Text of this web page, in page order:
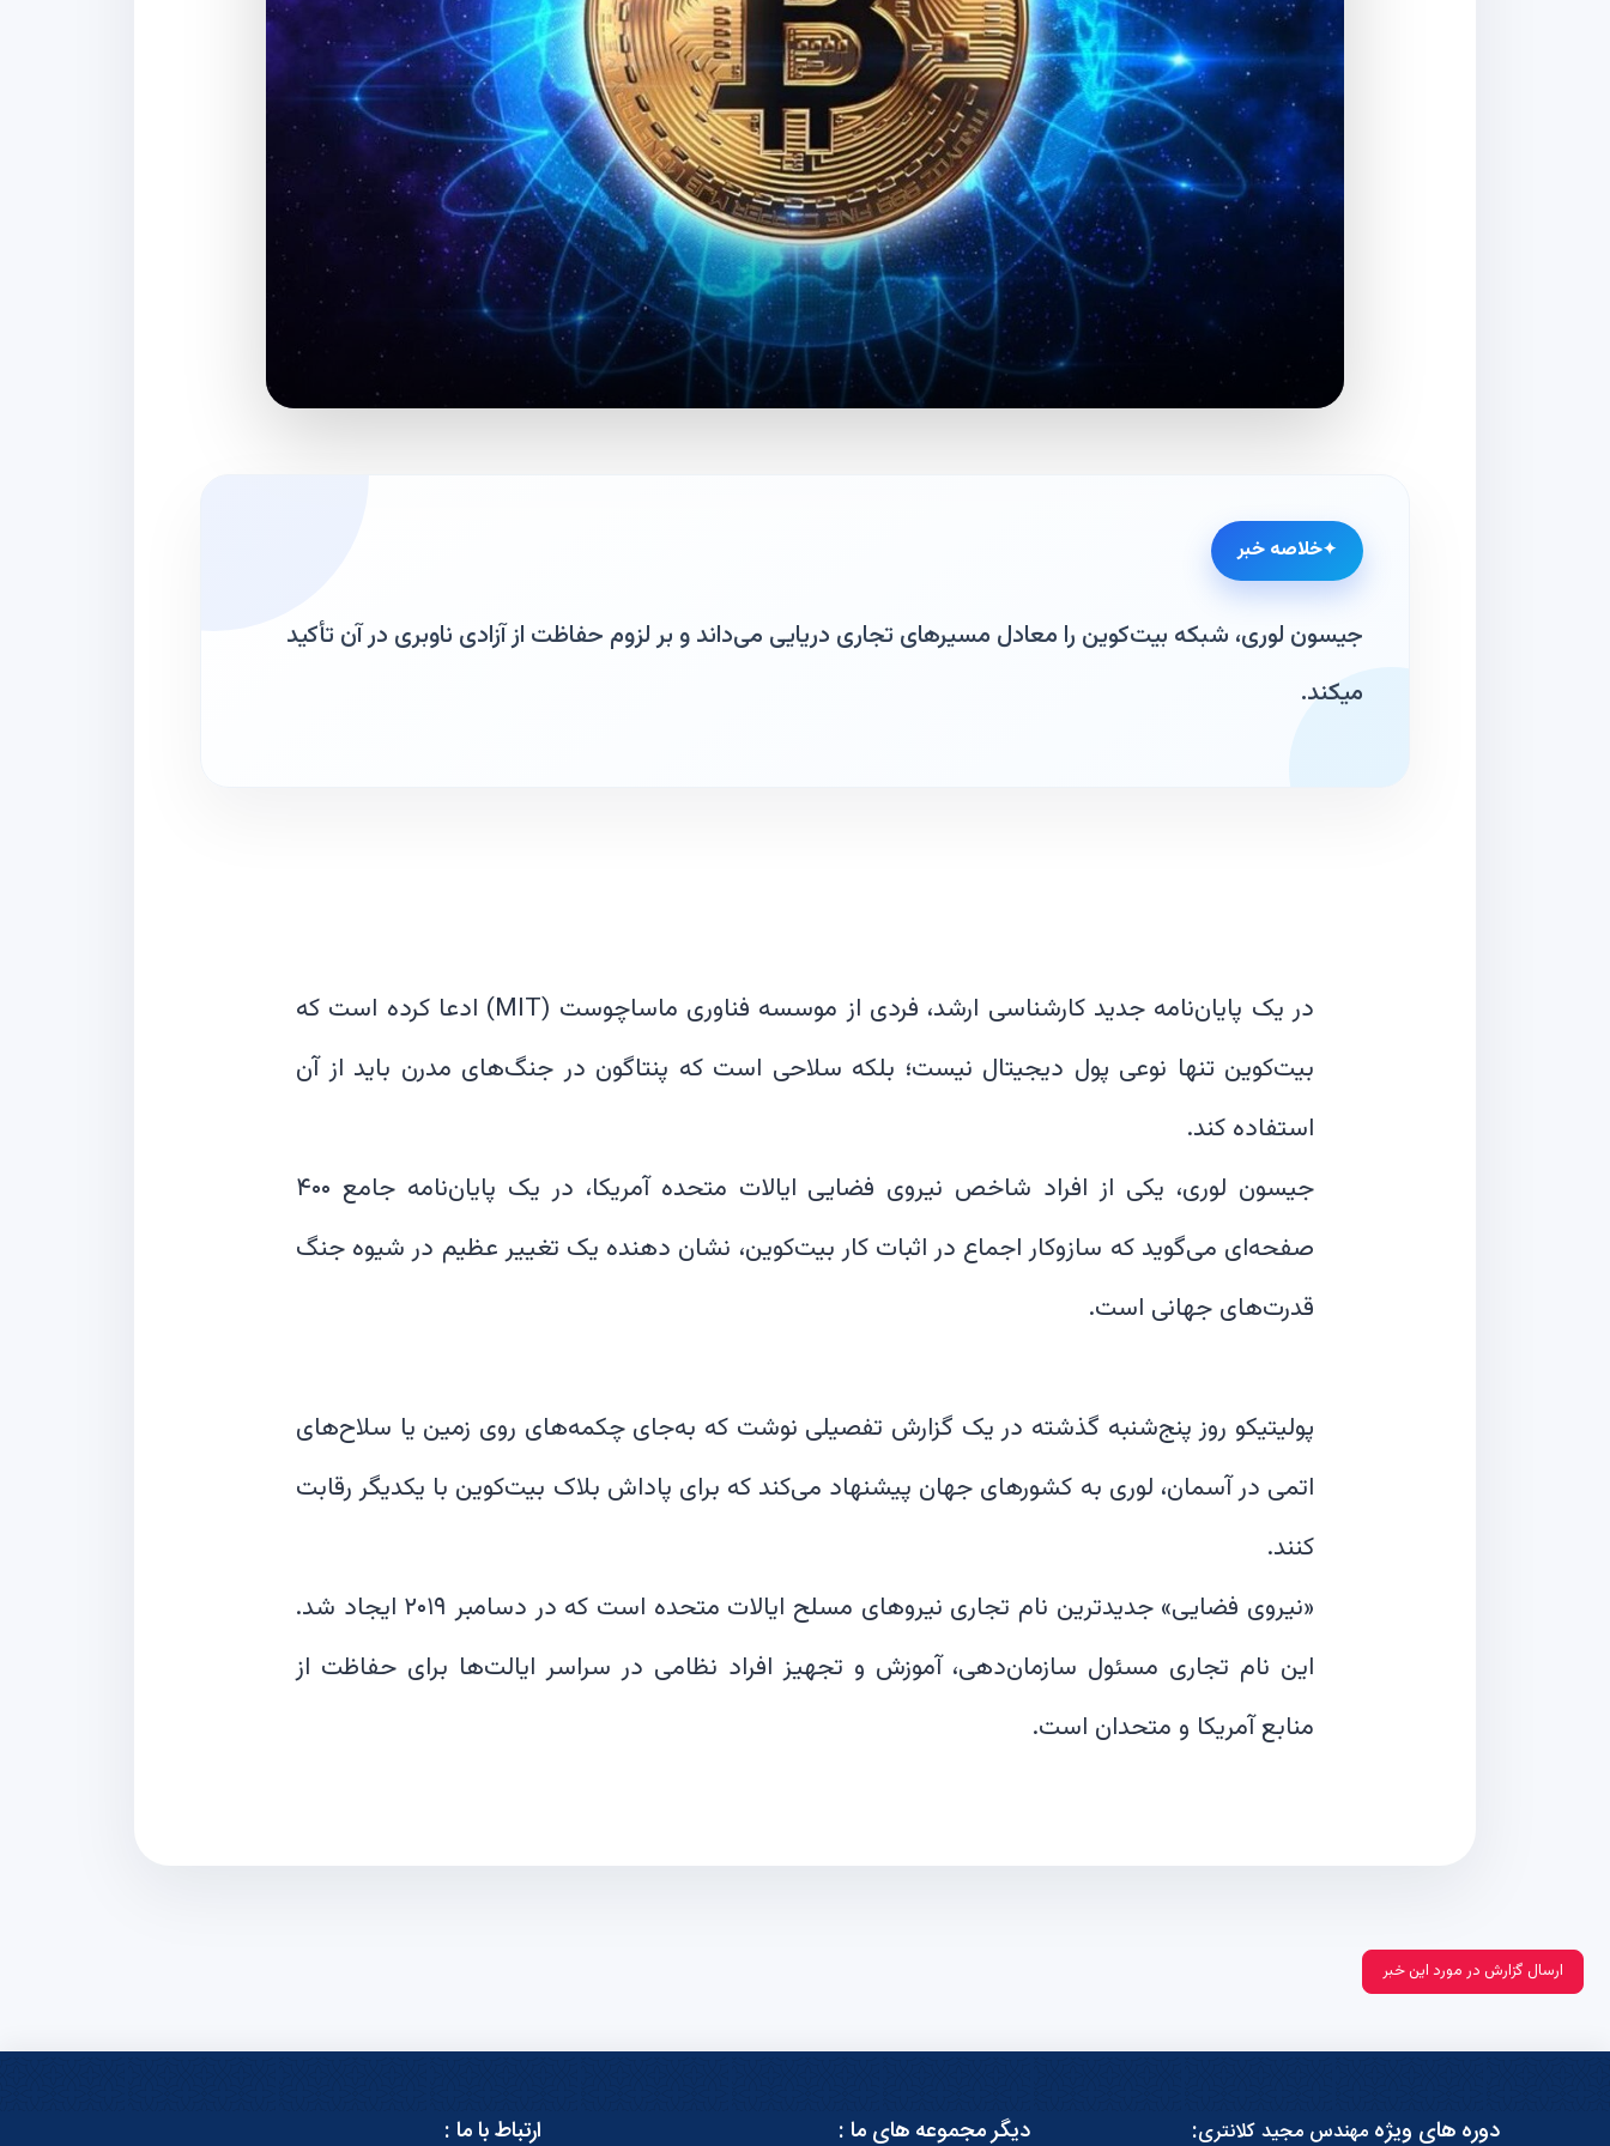
خلاصه خبر
جیسون لوری، شبکه بیت‌کوین را معادل مسیرهای تجاری دریایی می‌داند و بر لزوم حفاظت از آزادی ناوبری در آن تأکید
میکند.
در یک پایان‌نامه جدید کارشناسی ارشد، فردی از موسسه فناوری ماساچوست (MIT) ادعا کرده است که
بیت‌کوین تنها نوعی پول دیجیتال نیست؛ بلکه سلاحی است که پنتاگون در جنگ‌های مدرن باید از آن
جیسون لوری، یکی از افراد شاخص نیروی فضایی ایالات متحده آمریکا، در یک پایان‌نامه جامع ۴۰۰
صفحه‌ای می‌گوید که سازوکار اجماع در اثبات کار بیت‌کوین، نشان دهنده یک تغییر عظیم در شیوه جنگ
پولیتیکو روز پنج‌شنبه گذشته در یک گزارش تفصیلی نوشت که به‌جای چکمه‌های روی زمین یا سلاح‌های
اتمی در آسمان، لوری به کشورهای جهان پیشنهاد می‌کند که برای پاداش بلاک بیت‌کوین با یکدیگر رقابت
«نیروی فضایی» جدیدترین نام تجاری نیروهای مسلح ایالات متحده است که در دسامبر ۲۰۱۹ ایجاد شد.
این نام تجاری مسئول سازمان‌دهی، آموزش و تجهیز افراد نظامی در سراسر ایالت‌ها برای حفاظت از
منابع آمریکا و متحدان است.
ارسال گزارش در مورد این خبر
دوره های ویژهمهندس مجید کلانتری: دیگر مجموعه های ما : ارتباط با ما :